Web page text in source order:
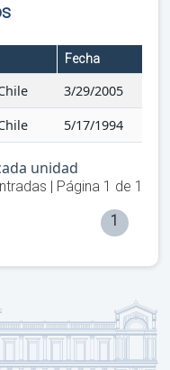
Fecha
3/29/2005
5/17/1994
unidad
| Página 1 de 1
1